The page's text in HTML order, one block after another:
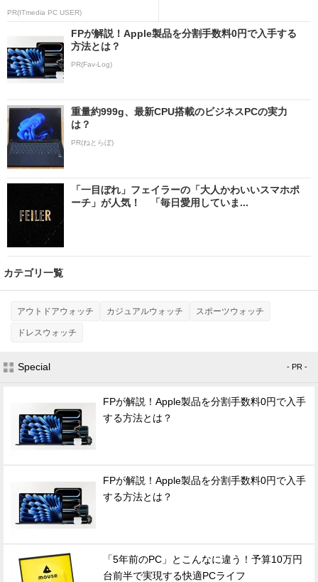
PR(ITmedia PC USER)
FPが解説！Apple製品を分割手数料0円で入手する
方法とは？
PR(Fav-Log)
重量約999g、最新CPU搭載のビジネスPCの実力
は？
PR(ねとらぼ)
「一目ぼれ」フェイラーの「大人かわいいスマホポ
ーチ」が人気！ 「毎日愛用していま...
カテゴリ一覧
アウトドアウォッチ カジュアルウォッチ スポーツウォッチ
ドレスウォッチ
Special - PR -
FPが解説！Apple製品を分割手数料0円で入手
する方法とは？
FPが解説！Apple製品を分割手数料0円で入手
する方法とは？
「5年前のPC」とこんなに違う！予算10万円
台前半で実現する快適PCライフ